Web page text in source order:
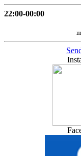
22:00-00:00